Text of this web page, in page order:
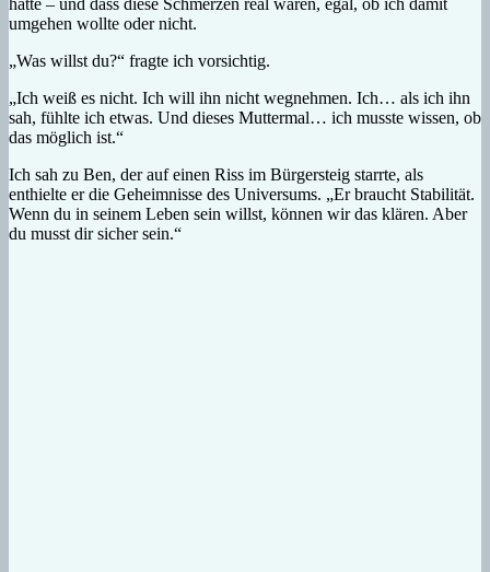
umgehen wollte oder nicht.
„Was willst du?“ fragte ich vorsichtig.
„Ich weiß es nicht. Ich will ihn nicht wegnehmen. Ich… als ich ihn
sah, fühlte ich etwas. Und dieses Muttermal… ich musste wissen, ob
das möglich ist.“
Ich sah zu Ben, der auf einen Riss im Bürgersteig starrte, als
enthielte er die Geheimnisse des Universums. „Er braucht Stabilität.
Wenn du in seinem Leben sein willst, können wir das klären. Aber
du musst dir sicher sein.“